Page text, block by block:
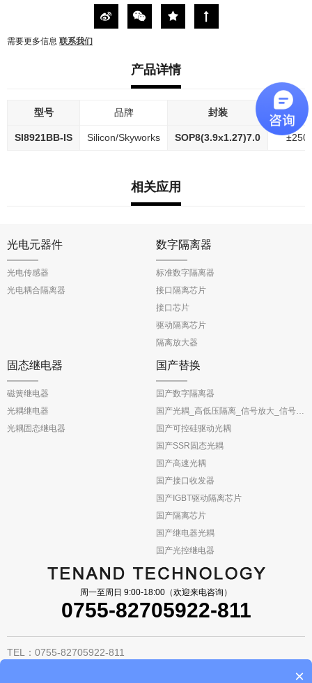
需要更多信息 联系我们
产品详情
型号 品牌 封装 差分输
SI8921BB-IS Silicon/Skyworks SOP8(3.9x1.27)7.0
相关应用
光电元器件
光电传感器
光电耦合隔离器
数字隔离器
标准数字隔离器
接口隔离芯片
接口芯片
驱动隔离芯片
隔离放大器
固态继电器
磁簧继电器
光耦继电器
光耦固态继电器
国产替换
国产数字隔离器
国产光耦_高低压隔离_信号放大_信号反馈
国产可控硅驱动光耦
国产SSR固态光耦
国产高速光耦
国产接口收发器
国产IGBT驱动隔离芯片
国产隔离芯片
国产继电器光耦
国产光控继电器
周一至周日 9:00-18:00（欢迎来电咨询）
0755-82705922-811
TEL：0755-82705922-811
×